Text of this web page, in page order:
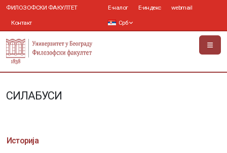
ФИЛОЗОФСКИ ФАКУЛТЕТ
Контакт
Е-налог Е-индекс webmail
Срб
СИЛАБУСИ
Историја